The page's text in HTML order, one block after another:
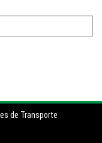
de Transporte